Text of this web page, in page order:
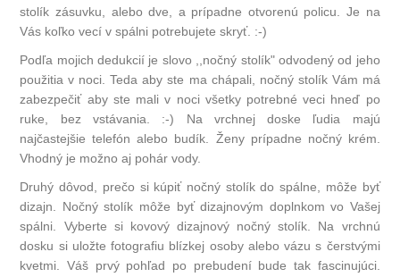
stolík zásuvku, alebo dve, a prípadne otvorenú policu. Je na
Vás koľko vecí v spálni potrebujete skryť. :-)
Podľa mojich dedukcií je slovo ,,nočný stolík" odvodený od jeho
použitia v noci. Teda aby ste ma chápali, nočný stolík Vám má
zabezpečiť aby ste mali v noci všetky potrebné veci hneď po
ruke, bez vstávania. :-) Na vrchnej doske ľudia majú
najčastejšie telefón alebo budík. Ženy prípadne nočný krém.
Vhodný je možno aj pohár vody.
Druhý dôvod, prečo si kúpiť nočný stolík do spálne, môže byť
dizajn. Nočný stolík môže byť dizajnovým doplnkom vo Vašej
spálni. Vyberte si kovový dizajnový nočný stolík. Na vrchnú
dosku si uložte fotografiu blízkej osoby alebo vázu s čerstvými
kvetmi. Váš prvý pohľad po prebudení bude tak fascinujúci.